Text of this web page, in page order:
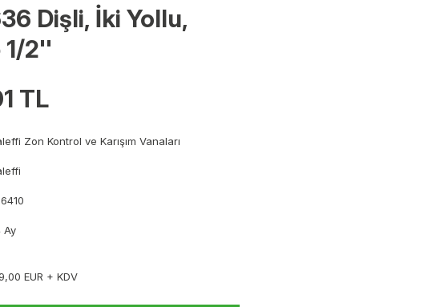
Dişli, İki Yollu,
1/2''
TL
Zon Kontrol ve Karışım Vanaları
Ay
EUR + KDV